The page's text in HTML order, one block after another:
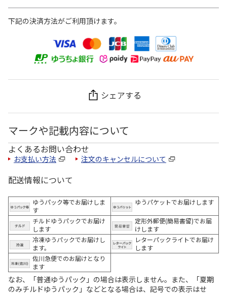
下記の決済方法がご利用頂けます。
シェアする
マークや記載内容について
よくあるお問い合わせ
お支払い方法 注文のキャンセルについて
配送情報について
ゆうパック等でお届けしま
す
ゆうパケットでお届けします
チルドゆうパックでお届け
します
定形外郵便(簡易書留)でお届
けします
冷凍ゆうパックでお届けし
ます。
レターパックライトでお届け
します
佐川急便でのお届けとなり
ます
なお、「普通ゆうパック」の場合は表示しません。また、「夏期
のみチルドゆうパック」などとなる場合は、記号での表示はせ